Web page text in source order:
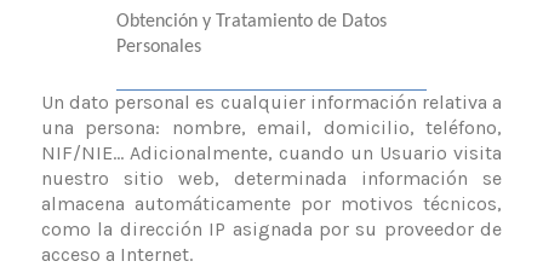
Obtención y Tratamiento de Datos
Personales
Un dato personal es cualquier información relativa a
una persona: nombre, email, domicilio, teléfono,
NIF/NIE... Adicionalmente, cuando un Usuario visita
nuestro sitio web, determinada información se
almacena automáticamente por motivos técnicos,
como la dirección IP asignada por su proveedor de
acceso a Internet.